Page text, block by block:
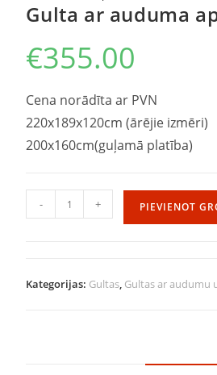
Gulta ar auduma
€355.00
Cena norādīta ar PVN
220x189x120cm (ārējie izmēri)
200x160cm(guļamā platība)
- + PIEVIENOT
Kategorijas: Gultas, Gultas ar audumu